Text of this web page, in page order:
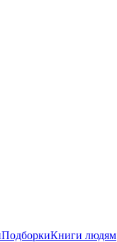
ПодборкиКниги людям